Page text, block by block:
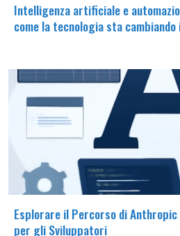
Intelligenza artificiale e
come la tecnologia sta
Esplorare il Percorso di Anthropic
per gli Sviluppatori